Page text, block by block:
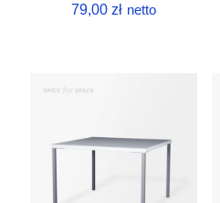
79,00zł netto